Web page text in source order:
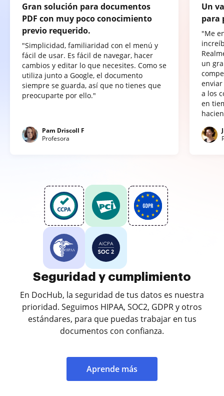
Gran solución para documentos
PDF con muy poco conocimiento
previo requerido.
"Simplicidad, familiaridad con el menú y
fácil de usar. Es fácil de navegar, hacer
cambios y editar lo que necesites. Como se
utiliza junto a Google, el documento
siempre se guarda, así que no tienes que
preocuparte por ello."
Pam Driscoll F
Profesora
Un
para
"Me
un
a los
en
Seguridad y cumplimiento
En DocHub, la seguridad de tus datos es nuestra
prioridad. Seguimos HIPAA, SOC2, GDPR y otros
estándares, para que puedas trabajar en tus
documentos con confianza.
Aprende más